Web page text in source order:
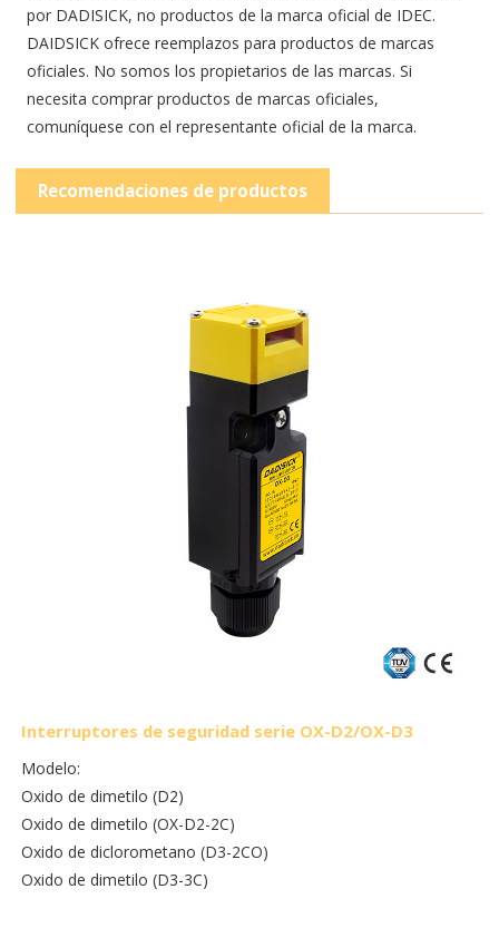
por DADISICK, no productos de la marca oficial de IDEC.
DAIDSICK ofrece reemplazos para productos de marcas
oficiales. No somos los propietarios de las marcas. Si
necesita comprar productos de marcas oficiales,
comuníquese con el representante oficial de la marca.
Recomendaciones de productos
Interruptores de seguridad serie OX-D2/OX-D3
Modelo:
Oxido de dimetilo (D2)
Oxido de dimetilo (OX-D2-2C)
Oxido de diclorometano (D3-2CO)
Oxido de dimetilo (D3-3C)